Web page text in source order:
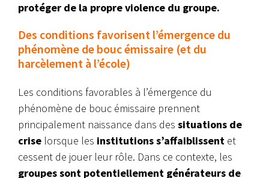
protéger de la propre violence du groupe.
Des conditions favorisent l’émergence du
phénomène de bouc émissaire (et du
harcèlement à l’école)
Les conditions favorables à l’émergence du
phénomène de bouc émissaire prennent
principalement naissance dans des situations de
crise lorsque les institutions s’affaiblissent et
cessent de jouer leur rôle. Dans ce contexte, les
groupes sont potentiellement générateurs de